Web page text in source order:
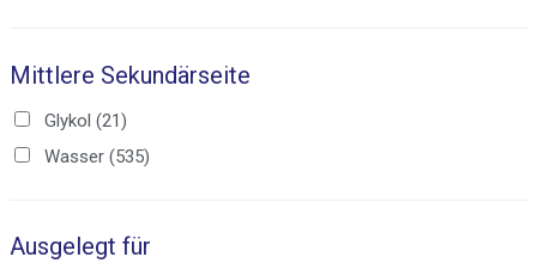
Mittlere Sekundärseite
Glykol (21)
Wasser (535)
Ausgelegt für